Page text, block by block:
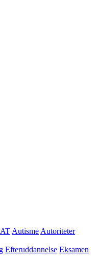
AT Autisme Autoriteter
Efteruddannelse Eksamen